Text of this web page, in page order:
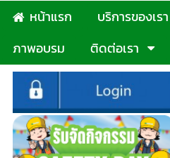
หน้าแรก บริการของเรา
ภาพอบรม
ติดต่อเรา